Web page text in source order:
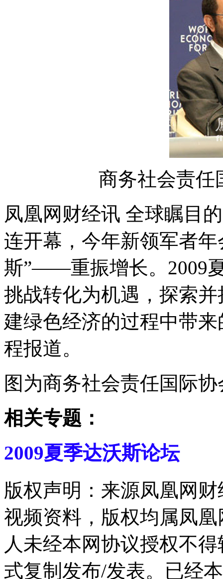
商务社会责任
凤凰网财经讯 全球瞩目的
连开幕，今年新领军者
斯”——重振增长。2009
挑战转化为机遇，探索
建绿色经济的过程中带
程报道。
图为商务社会责任国际协
相关专题：
2009夏季达沃斯论坛
版权声明：来源凤凰网
视频资料，版权均属凤
人未经本网协议授权不
式复制发布/发表。已经